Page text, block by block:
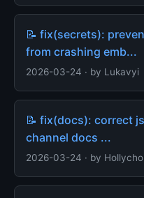
📝 fix(secrets):
from crashing emb...
2026-03-24 · by Lukavyi
📝 fix(docs): correct
channel docs ...
2026-03-24 · by